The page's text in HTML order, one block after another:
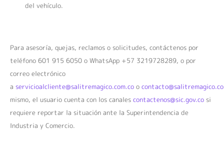
del vehículo.
Para asesoría, quejas, reclamos o solicitudes, contáctenos por
teléfono 601 915 6050 o WhatsApp +57 3219728289, o por
correo electrónico
a servicioalcliente@salitremagico.com.co o
mismo, el usuario cuenta con los canales contactenos@sic.gov.co si
requiere reportar la situación ante la Superintendencia de
Industria y Comercio.